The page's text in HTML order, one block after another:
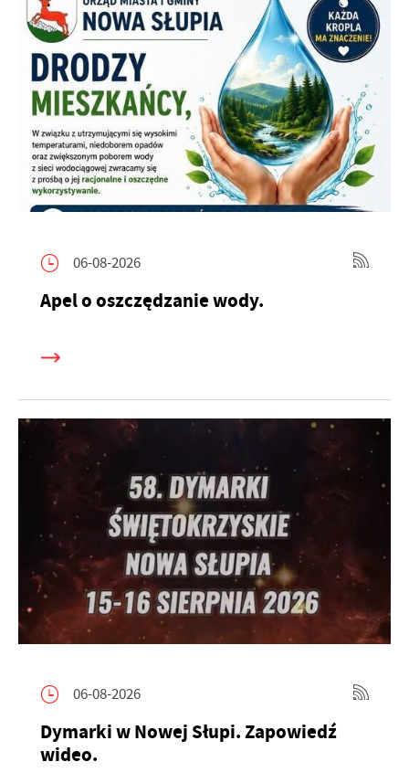
06-08-2026
Apel o oszczędzanie wody.
06-08-2026
Dymarki w Nowej Słupi. Zapowiedź
wideo.